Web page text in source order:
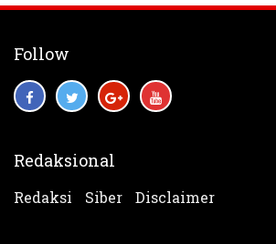
Follow
Redaksional
Redaksi Siber Disclaimer